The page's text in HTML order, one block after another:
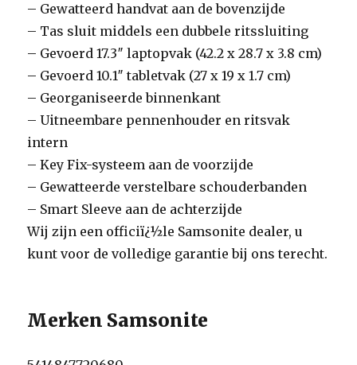
– Gewatteerd handvat aan de bovenzijde
– Tas sluit middels een dubbele ritssluiting
– Gevoerd 17.3″ laptopvak (42.2 x 28.7 x 3.8 cm)
– Gevoerd 10.1″ tabletvak (27 x 19 x 1.7 cm)
– Georganiseerde binnenkant
– Uitneembare pennenhouder en ritsvak
intern
– Key Fix-systeem aan de voorzijde
– Gewatteerde verstelbare schouderbanden
– Smart Sleeve aan de achterzijde
Wij zijn een officiï¿½le Samsonite dealer, u
kunt voor de volledige garantie bij ons terecht.
Merken Samsonite